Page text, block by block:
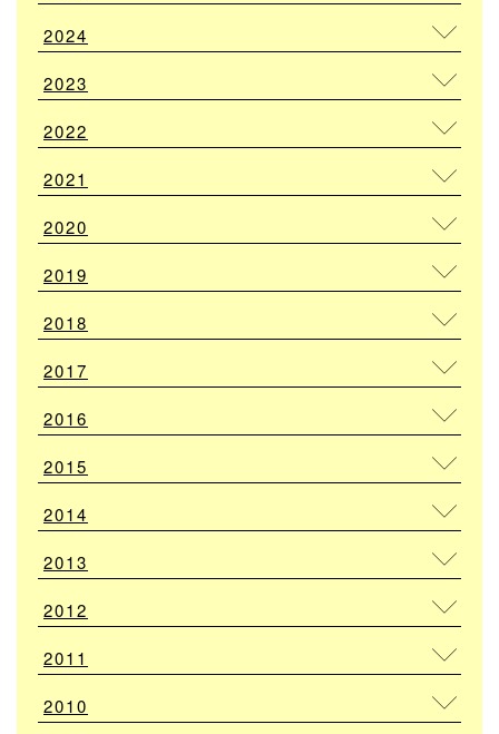
2024
2023
2022
2021
2020
2019
2018
2017
2016
2015
2014
2013
2012
2011
2010